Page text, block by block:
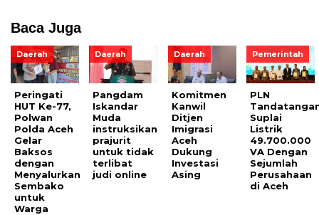
Baca Juga
Daerah
Peringati
HUT Ke-77,
Polwan
Polda Aceh
Gelar
Baksos
dengan
Menyalurkan
Sembako
untuk
Warga
Daerah
Pangdam
Iskandar
Muda
instruksikan
prajurit
untuk tidak
terlibat
judi online
Daerah
Komitmen
Kanwil
Ditjen
Imigrasi
Aceh
Dukung
Investasi
Asing
Pemerintah
PLN
Suplai
Listrik
49.700.000
VA Dengan
Sejumlah
Perusahaan
di Aceh